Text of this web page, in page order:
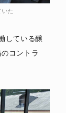
た
している醸
コントラ